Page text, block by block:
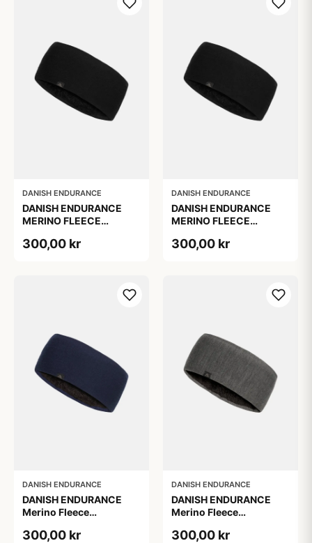
DANISH ENDURANCE
DANISH ENDURANCE
MERINO FLEECE
Sort, S/M
300,00 kr
DANISH ENDURANCE
DANISH ENDURANCE
MERINO FLEECE
300,00 kr
DANISH ENDURANCE
DANISH ENDURANCE
Merino Fleece
Mørk Marineblå, S/M
300,00 kr
DANISH ENDURANCE
DANISH ENDURANCE
Merino Fleece
Mørkegrå S/M
300,00 kr